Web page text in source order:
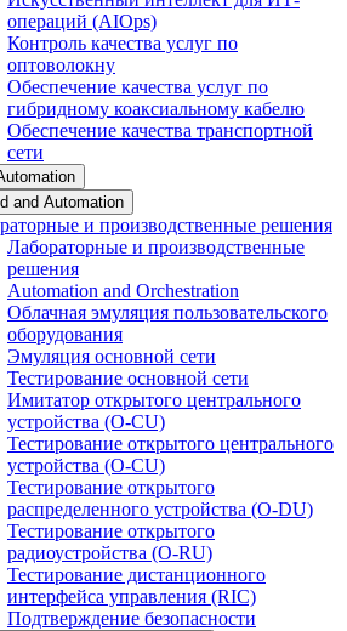
операций (AIOps)
Контроль качества услуг по
оптоволокну
Обеспечение качества услуг по
гибридному коаксиальному кабелю
Обеспечение качества транспортной
сети
and Automation
и производственные решения
Лабораторные и производственные
решения
Automation and Orchestration
Облачная эмуляция пользовательского
оборудования
Эмуляция основной сети
Тестирование основной сети
Имитатор открытого центрального
устройства (O-CU)
Тестирование открытого центрального
устройства (O-CU)
Тестирование открытого
распределенного устройства (O-DU)
Тестирование открытого
радиоустройства (O-RU)
Тестирование дистанционного
интерфейса управления (RIC)
Подтверждение безопасности